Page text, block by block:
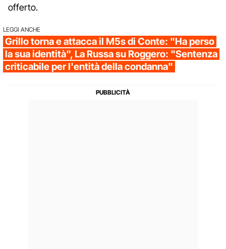
offerto.
LEGGI ANCHE
Grillo torna e attacca il M5s di Conte: "Ha perso
la sua identità", La Russa su Roggero: "Sentenza
criticabile per l'entità della condanna"